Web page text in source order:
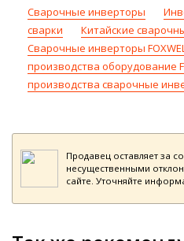
Сварочные инверторы
сварки
Китайские
Сварочные инверторы
производства оборудование
производства сварочные
Продавец оставляет за
несущественными
сайте. Уточняйте